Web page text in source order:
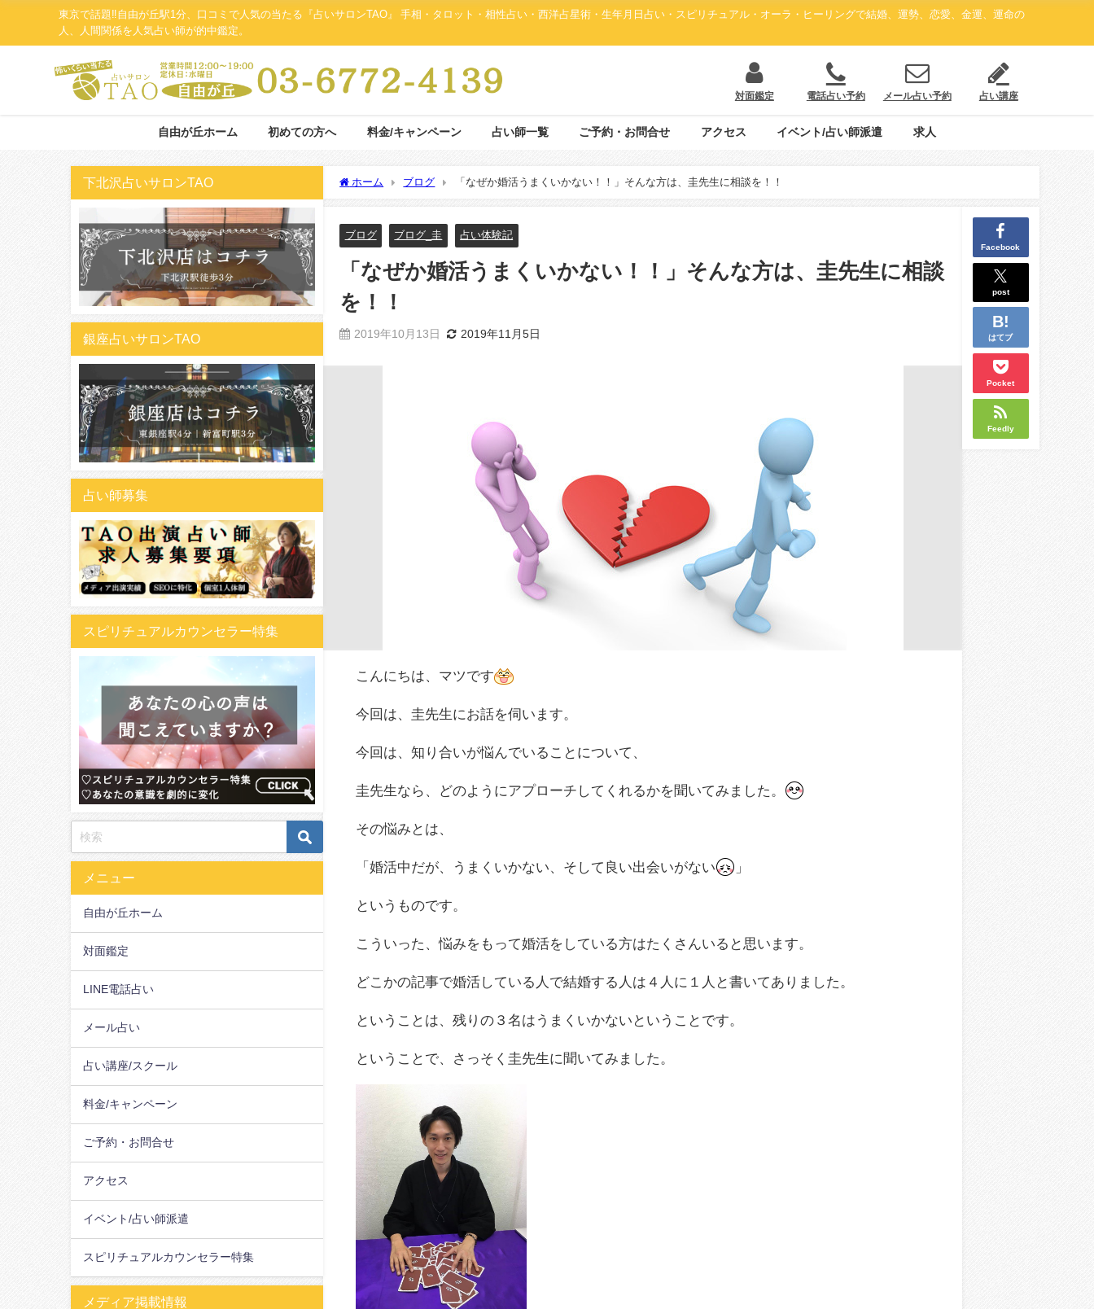
東京で話題‼自由が丘駅1分、口コミで人気の当たる『占いサロンTAO』 手相・タロット・相性占い・西洋占星術・生年月日占い・スピリチュアル・オーラ・ヒーリングで結婚、運勢、恋愛、金運、運命の
人、人間関係を人気占い師が的中鑑定。
対面鑑定 電話占い予約 メール占い予約 占い講座
自由が丘ホーム 初めての方へ 料金/キャンペーン 占い師一覧 ご予約・お問合せ アクセス イベント/占い師派遣 求人
ホーム ブログ 「なぜか婚活うまくいかない！！」そんな方は、圭先生に相談を！！
Facebook
post
はてブ
Pocket
Feedly
ブログ ブログ_圭 占い体験記
「なぜか婚活うまくいかない！！」そんな方は、圭先生に相談
を！！
2019年10月13日 2019年11月5日
こんにちは、マツです
今回は、圭先生にお話を伺います。
今回は、知り合いが悩んでいることについて、
圭先生なら、どのようにアプローチしてくれるかを聞いてみました。
その悩みとは、
「婚活中だが、うまくいかない、そして良い出会いがない 」
というものです。
こういった、悩みをもって婚活をしている方はたくさんいると思います。
どこかの記事で婚活している人で結婚する人は４人に１人と書いてありました。
ということは、残りの３名はうまくいかないということです。
ということで、さっそく圭先生に聞いてみました。
下北沢占いサロンTAO
銀座占いサロンTAO
占い師募集
スピリチュアルカウンセラー特集
メニュー
自由が丘ホーム
対面鑑定
LINE電話占い
メール占い
占い講座/スクール
料金/キャンペーン
ご予約・お問合せ
アクセス
イベント/占い師派遣
スピリチュアルカウンセラー特集
メディア掲載情報